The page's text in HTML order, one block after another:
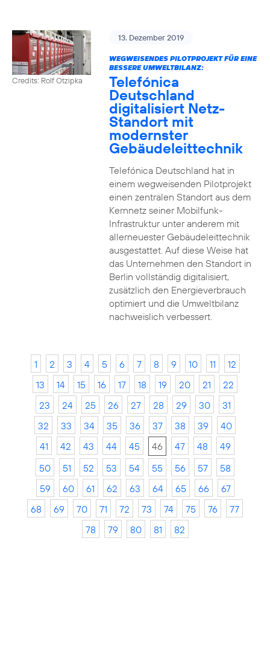
Credits: Rolf Otzipka
13. Dezember 2019
WEGWEISENDES PILOTPROJEKT FÜR EINE
BESSERE UMWELTBILANZ:
Telefónica
Deutschland
digitalisiert Netz-
Standort mit
modernster
Gebäudeleittechnik
Telefónica Deutschland hat in
einem wegweisenden Pilotprojekt
einen zentralen Standort aus dem
Kernnetz seiner Mobilfunk-
Infrastruktur unter anderem mit
allerneuester Gebäudeleittechnik
ausgestattet. Auf diese Weise hat
das Unternehmen den Standort in
Berlin vollständig digitalisiert,
zusätzlich den Energieverbrauch
optimiert und die Umweltbilanz
nachweislich verbessert.
1 2 3 4 5 6 7 8 9 10 11
12
13
14 15 16 17 18 19 20 21
22
23
24 25 26 27 28 29 30
31
32
33 34 35 36 37 38 39
40
41
42 43 44 45 46 47 48
49
50
51 52 53 54 55 56 57
58
59
60 61 62 63 64 65 66
67
68
69 70 71 72 73 74 75 76
77
78
79 80 81 82